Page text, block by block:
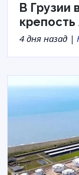
В Грузии
4 дня назад |